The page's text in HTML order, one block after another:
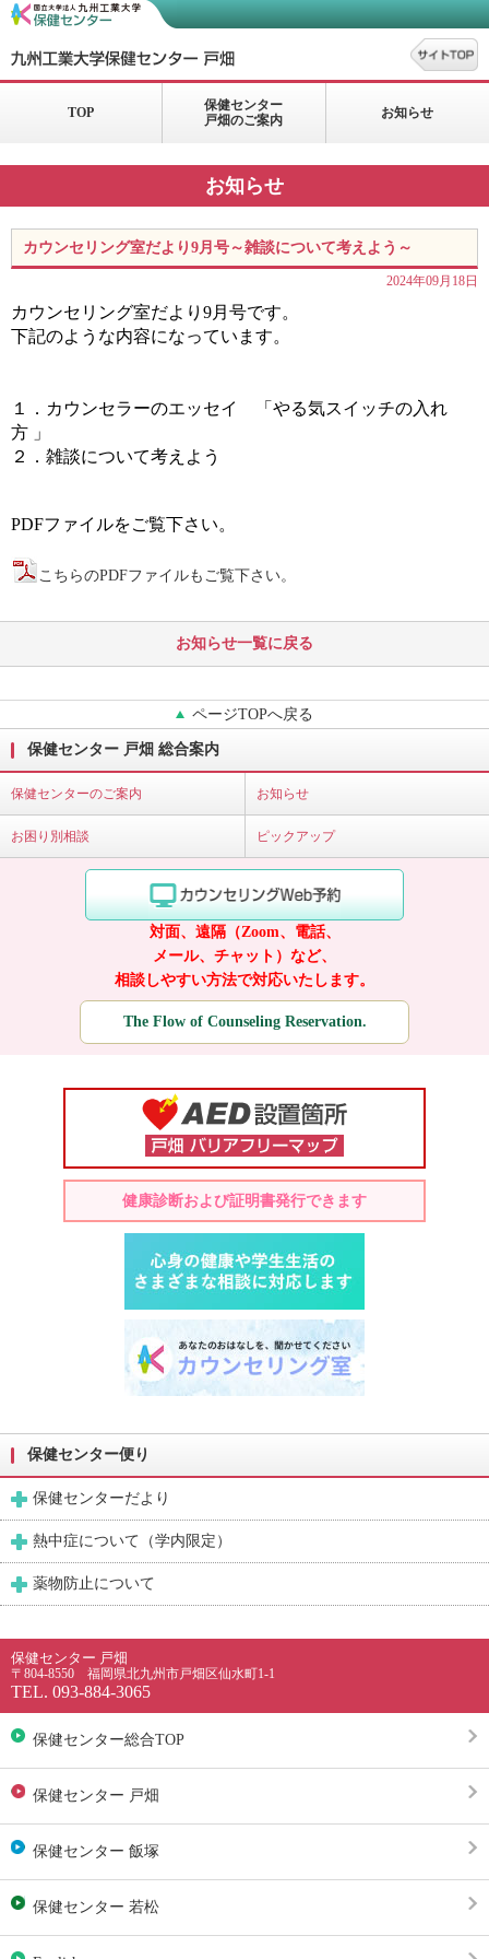
TOP
保健センター
戸畑のご案内
お知らせ
お知らせ
カウンセリング室だより9月号～雑談について考えよう～
2024年09月18日
カウンセリング室だより9月号です。
下記のような内容になっています。
１．カウンセラーのエッセイ 「 やる気スイッチの入れ
方 」
２．雑談について考えよう
PDFファイルをご覧下さい。
こちらのPDFファイルもご覧下さい。
お知らせ一覧に戻る
ページTOPへ戻る
保健センター 戸畑 総合案内
保健センターのご案内 お知らせ
お困り別相談 ピックアップ
対面、遠隔（Zoom、電話、
メール、チャット）など、
相談しやすい方法で対応いたします。
The Flow of Counseling Reservation.
健康診断および証明書発行できます
保健センター便り
保健センターだより
熱中症について（学内限定）
薬物防止について
保健センター 戸畑
〒804-8550 福岡県北九州市戸畑区仙水町1-1
TEL. 093-884-3065
保健センター総合TOP
保健センター 戸畑
保健センター 飯塚
保健センター 若松